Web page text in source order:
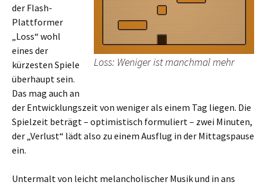
Loss: Weniger ist manchmal mehr
der Flash-
Plattformer
„Loss“ wohl
eines der
kürzesten Spiele
überhaupt sein.
Das mag auch an
der Entwicklungszeit von weniger als einem Tag liegen. Die
Spielzeit beträgt – optimistisch formuliert – zwei Minuten,
der „Verlust“ lädt also zu einem Ausflug in der Mittagspause
ein.
Untermalt von leicht melancholischer Musik und in ans